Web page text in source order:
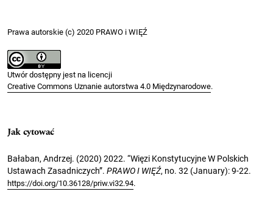
Prawa autorskie (c) 2020 PRAWO i WIĘŹ
Utwór dostępny jest na licencji
Creative Commons Uznanie autorstwa 4.0 Międzynarodowe.
Jak cytować
Bałaban, Andrzej. (2020) 2022. “Więzi Konstytucyjne W Polskich
Ustawach Zasadniczych”. PRAWO I WIĘŹ, no. 32 (January): 9-22.
https://doi.org/10.36128/priw.vi32.94.